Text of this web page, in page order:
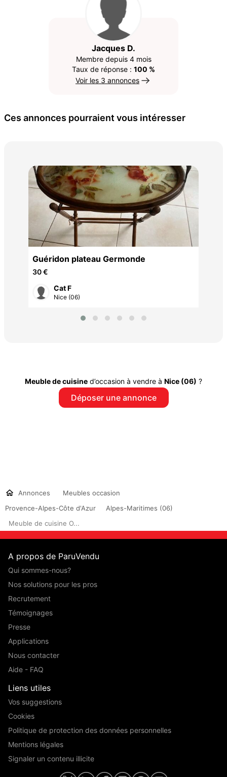
Jacques D.
Membre depuis 4 mois
Taux de réponse : 100 %
Voir les 3 annonces
Ces annonces pourraient vous intéresser
Guéridon plateau Germonde
30 €
Cat F
Nice (06)
Meuble de cuisine d’occasion à vendre à Nice (06) ?
Déposer une annonce
Annonces
Meubles occasion
Provence-Alpes-Côte d'Azur
Alpes-Maritimes (06)
Meuble de cuisine O...
A propos de ParuVendu
Qui sommes-nous?
Nos solutions pour les pros
Recrutement
Témoignages
Presse
Applications
Nous contacter
Aide - FAQ
Liens utiles
Vos suggestions
Cookies
Politique de protection des données personnelles
Mentions légales
Signaler un contenu illicite